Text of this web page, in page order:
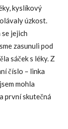
kyslíkový
úzkost.
se jejich
zasunuli pod
sáček s léky. Z
číslo – linka
mohla
první skutečná